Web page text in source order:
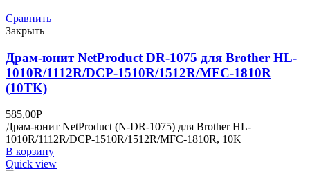
Сравнить
Закрыть
Драм-юнит NetProduct DR-1075 для Brother HL-
1010R/1112R/DCP-1510R/1512R/MFC-1810R
(10TK)
585,00Р
Драм-юнит NetProduct (N-DR-1075) для Brother HL-
1010R/1112R/DCP-1510R/1512R/MFC-1810R, 10K
В корзину
Quick view